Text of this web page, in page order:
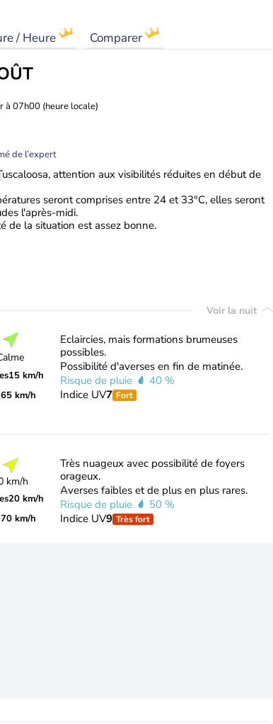
/ Heure Comparer
à 07h00 (heure locale)
de l’expert
attention aux visibilités réduites en début de
seront comprises entre 24 et 33°C, elles seront
l'après-midi.
de la situation est assez bonne.
Voir la nuit
15 km/h
km/h
Eclaircies, mais formations brumeuses
possibles.
Possibilité d'averses en fin de matinée.
Risque de pluie
40 %
Indice UV7 Fort
km/h
20 km/h
km/h
Très nuageux avec possibilité de foyers
orageux.
Averses faibles et de plus en plus rares.
Risque de pluie
50 %
Indice UV9 Très fort